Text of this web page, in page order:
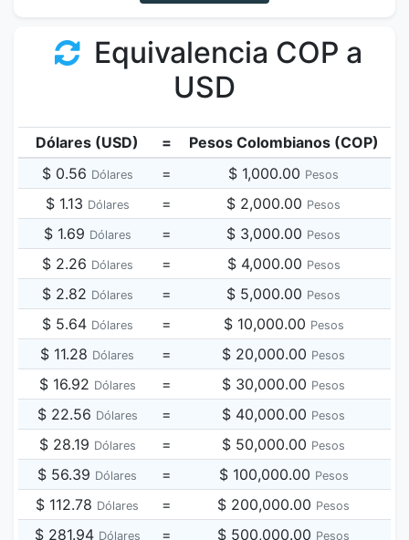
Equivalencia COP a
USD
Dólares (USD) =
Pesos Colombianos (COP)
$ 0.56 Dólares = $ 1,000.00 Pesos
$ 1.13 Dólares = $ 2,000.00 Pesos
$ 1.69 Dólares = $ 3,000.00 Pesos
$ 2.26 Dólares = $ 4,000.00 Pesos
$ 2.82 Dólares = $ 5,000.00 Pesos
$ 5.64 Dólares = $ 10,000.00 Pesos
$ 11.28 Dólares = $ 20,000.00 Pesos
$ 16.92 Dólares = $ 30,000.00 Pesos
$ 22.56 Dólares = $ 40,000.00 Pesos
$ 28.19 Dólares = $ 50,000.00 Pesos
$ 56.39 Dólares = $ 100,000.00 Pesos
$ 112.78 Dólares = $ 200,000.00 Pesos
$ 281.94 Dólares = $ 500,000.00 Pesos